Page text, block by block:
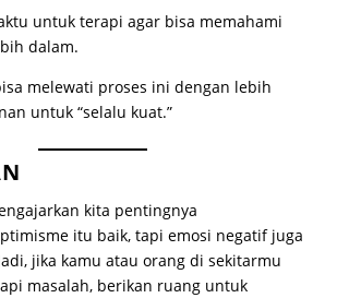
untuk terapi agar bisa memahami
dalam.
melewati proses ini dengan lebih
untuk “selalu kuat.”
kita pentingnya
itu baik, tapi emosi negatif juga
jika kamu atau orang di sekitarmu
masalah, berikan ruang untuk